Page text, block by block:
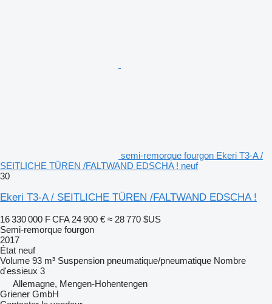
semi-remorque fourgon Ekeri T3-A /
SEITLICHE TÜREN /FALTWAND EDSCHA ! neuf
30
Ekeri T3-A / SEITLICHE TÜREN /FALTWAND EDSCHA !
16 330 000 F CFA 24 900 € ≈ 28 770 $US
Semi-remorque fourgon
2017
État neuf
Volume 93 m³ Suspension pneumatique/pneumatique Nombre
d'essieux 3
Allemagne, Mengen-Hohentengen
Griener GmbH